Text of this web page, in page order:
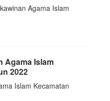
Agama Islam
Agama Islam
2022
Islam Kecamatan